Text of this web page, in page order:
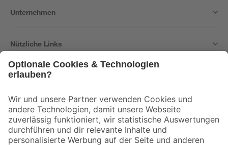
Unternehmen
Nützliche Links
Der toom Newsletter: Keine Angebote und Aktionen mehr verpassen!
Zur Newsletter Anmeldung